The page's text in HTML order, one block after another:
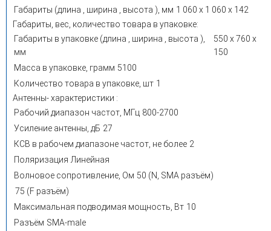
Габариты (длина , ширина , высота ), мм 1 060 x 1 060 x 142
Габариты, вес, количество товара в упаковке:
Габариты в упаковке (длина , ширина , высота ),
мм
550 x 760 x
150
Масса в упаковке, грамм 5100
Количество товара в упаковке, шт 1
Антенны- характеристики :
Рабочий диапазон частот, МГц 800-2700
Усиление антенны, дБ 27
КСВ в рабочем диапазоне частот, не более 2
Поляризация Линейная
Волновое сопротивление, Ом 50 (N, SMA разъём)
75 (F разъём)
Максимальная подводимая мощность, Вт 10
Разъём SMA-male